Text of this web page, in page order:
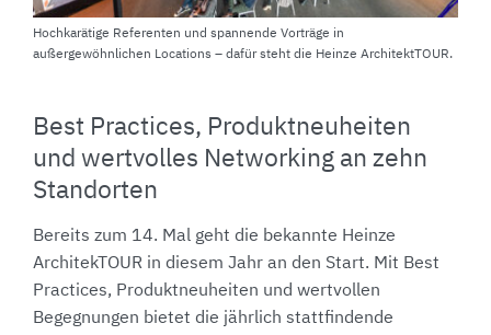
Hochkarätige Referenten und spannende Vorträge in
außergewöhnlichen Locations – dafür steht die Heinze ArchitektTOUR.
Best Practices, Produktneuheiten
und wertvolles Networking an zehn
Standorten
Bereits zum 14. Mal geht die bekannte Heinze
ArchitekTOUR in diesem Jahr an den Start. Mit Best
Practices, Produktneuheiten und wertvollen
Begegnungen bietet die jährlich stattfindende